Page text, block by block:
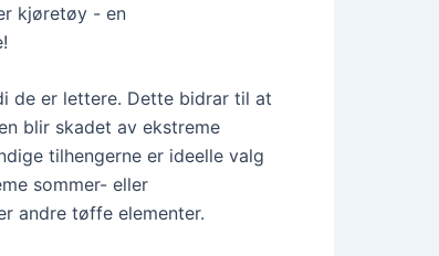
kjøretøy - en
de er lettere. Dette bidrar til at
blir skadet av ekstreme
tilhengerne er ideelle valg
sommer- eller
andre tøffe elementer.